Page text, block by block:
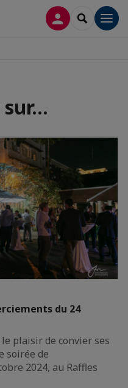
CONNEXION
du 24
le plaisir de convier ses
soirée de
2024, au Raffles